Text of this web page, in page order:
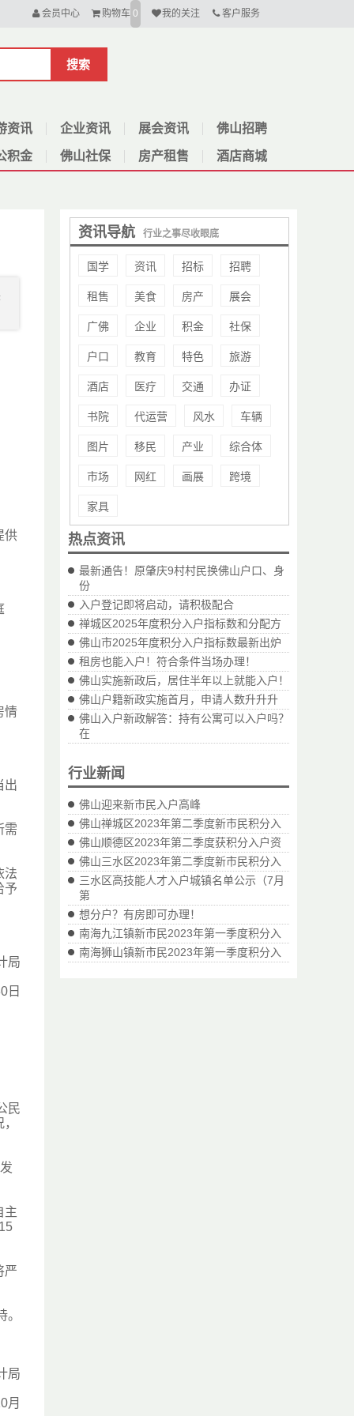
会员中心 购物车 0 我的关注 客户服务
搜索
资讯 企业资讯 展会资讯 佛山招聘
积金 佛山社保 房产租售 酒店商城
资讯导航 行业之事尽收眼底
国学 资讯 招标 招聘
租售 美食 房产 展会
广佛 企业 积金 社保
户口 教育 特色 旅游
酒店 医疗 交通 办证
书院 代运营 风水 车辆
图片 移民 产业 综合体
市场 网红 画展 跨境
家具
热点资讯
最新通告！原肇庆9村村民换佛山户口、身
份
入户登记即将启动，请积极配合
禅城区2025年度积分入户指标数和分配方
佛山市2025年度积分入户指标数最新出炉
租房也能入户！符合条件当场办理！
佛山实施新政后，居住半年以上就能入户！
佛山户籍新政实施首月，申请人数升升升
佛山入户新政解答：持有公寓可以入户吗？
在
行业新闻
佛山迎来新市民入户高峰
佛山禅城区2023年第二季度新市民积分入
佛山顺德区2023年第二季度获积分入户资
佛山三水区2023年第二季度新市民积分入
三水区高技能人才入户城镇名单公示（7月
第
想分户？有房即可办理！
南海九江镇新市民2023年第一季度积分入
南海狮山镇新市民2023年第一季度积分入
供
情
出
需
法
予
局
日
民
主
严
局
月